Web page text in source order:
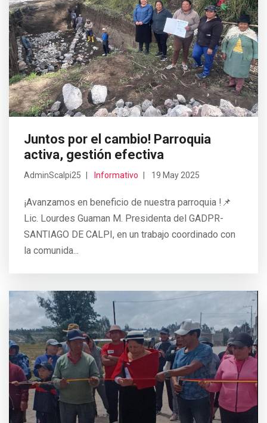
Juntos por el cambio! Parroquia
activa, gestión efectiva
AdminScalpi25 Informativo 19 May 2025
¡Avanzamos en beneficio de nuestra parroquia !📌
Lic. Lourdes Guaman M. Presidenta del GADPR-
SANTIAGO DE CALPI, en un trabajo coordinado con
la comunida...